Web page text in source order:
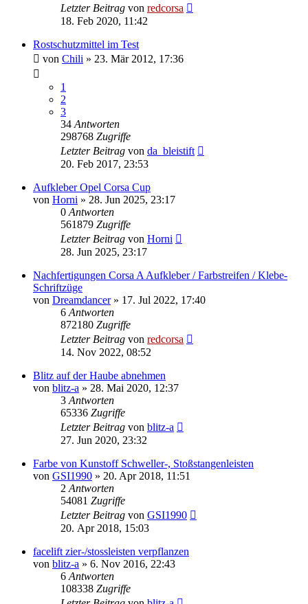
Letzter Beitrag von redcorsa
18. Feb 2020, 11:42
Rostschutzmittel im Test
von Chili » 23. Mär 2012, 17:36
1
2
3
34 Antworten
298768 Zugriffe
Letzter Beitrag von da_bleistift
20. Feb 2017, 23:53
Aufkleber Opel Corsa Cup
von Horni » 28. Jun 2025, 23:17
0 Antworten
561879 Zugriffe
Letzter Beitrag von Horni
28. Jun 2025, 23:17
Nachfertigungen Corsa A Aufkleber / Farbstreifen / Klebe-
Schriftzüge
von Dreamdancer» 17. Jul 2022, 17:40
6 Antworten
872180 Zugriffe
Letzter Beitrag von redcorsa
14. Nov 2022, 08:52
Blitz auf der Haube abnehmen
von blitz-a » 28. Mai 2020, 12:37
3 Antworten
65336 Zugriffe
Letzter Beitrag von blitz-a
27. Jun 2020, 23:32
Farbe von Kunstoff Schweller-, Stoßstangenleisten
von GSI1990 » 20. Apr 2018, 11:51
2 Antworten
54081 Zugriffe
Letzter Beitrag von GSI1990
20. Apr 2018, 15:03
facelift zier-/stossleisten verpflanzen
von blitz-a » 6. Nov 2016, 22:43
6 Antworten
108338 Zugriffe